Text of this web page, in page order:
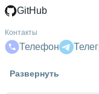
GitHub
Контакты
Телефон
Гражданство
Развернуть